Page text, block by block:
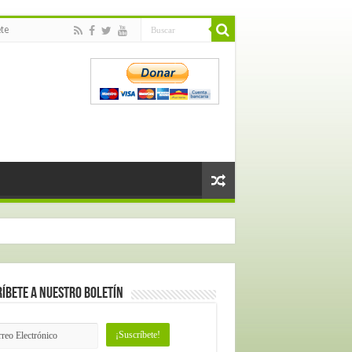
a nuestro Boletín